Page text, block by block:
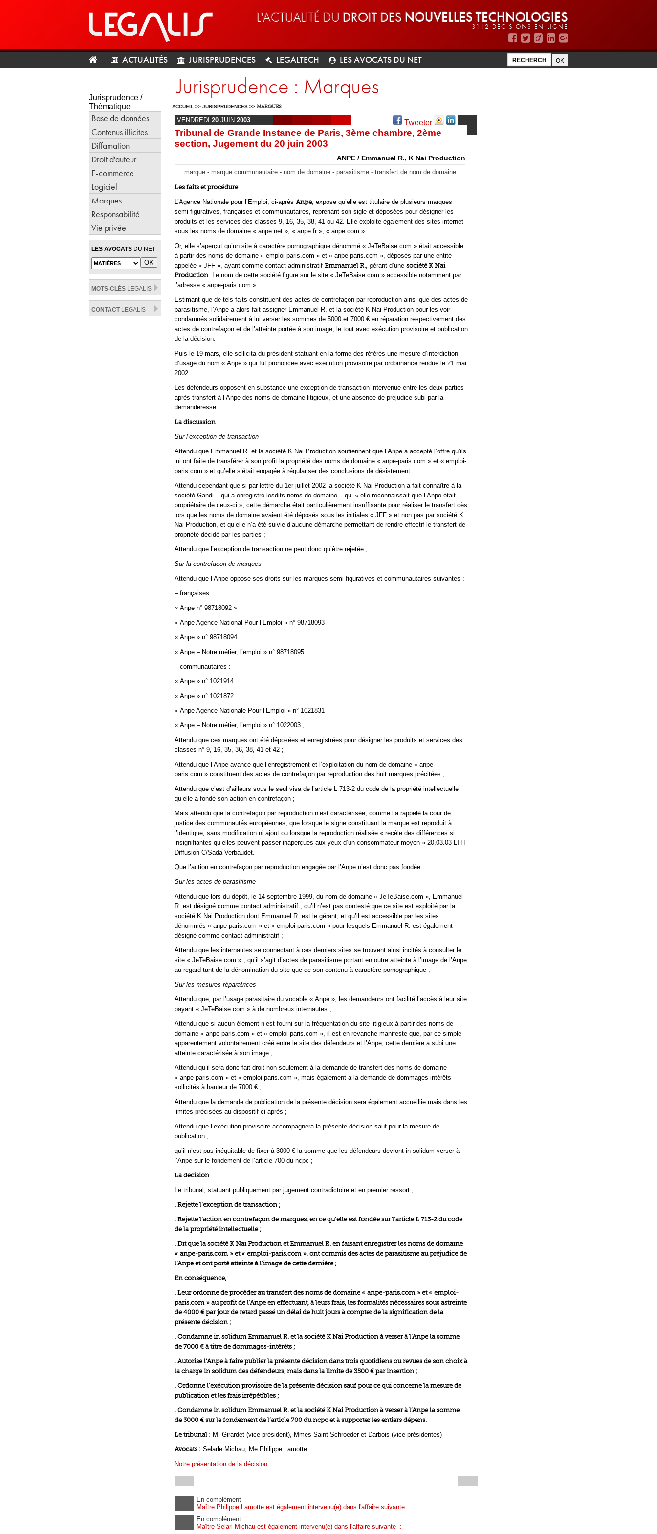
L'ACTUALITÉ DU DROIT DES NOUVELLES TECHNOLOGIES
3112 DÉCISIONS EN LIGNE
ACTUALITÉS JURISPRUDENCES LEGALTECH LES AVOCATS DU NET
Jurisprudence /
Thématique
Base de données
Contenus illicites
Diffamation
Droit d'auteur
E-commerce
Logiciel
Marques
Responsabilité
Vie privée
LES AVOCATS DU NET
MOTS-CLÉS LEGALIS
CONTACTLEGALIS
Jurisprudence : Marques
ACCUEIL >> JURISPRUDENCES >> MARQUES
VENDREDI 20 JUIN 2003 Tweeter
Tribunal de Grande Instance de Paris, 3ème chambre, 2ème
section, Jugement du 20 juin 2003
ANPE / Emmanuel R., K Nai Production
marque - marque communautaire - nom de domaine - parasitisme - transfert de nom de domaine
Les faits et procédure
L’Agence Nationale pour l’Emploi, ci-après Anpe, expose qu’elle est titulaire de plusieurs marques
semi-figuratives, françaises et communautaires, reprenant son sigle et déposées pour désigner les
produits et les services des classes 9, 16, 35, 38, 41 ou 42. Elle exploite également des sites internet
sous les noms de domaine « anpe.net », « anpe.fr », « anpe.com ».
Or, elle s’aperçut qu’un site à caractère pornographique dénommé « JeTeBaise.com » était accessible
à partir des noms de domaine « emploi-paris.com » et « anpe-paris.com », déposés par une entité
appelée « JFF », ayant comme contact administratif Emmanuel R., gérant d’une société K Nai
Production. Le nom de cette société figure sur le site « JeTeBaise.com » accessible notamment par
l’adresse « anpe-paris.com ».
Estimant que de tels faits constituent des actes de contrefaçon par reproduction ainsi que des actes de
parasitisme, l’Anpe a alors fait assigner Emmanuel R. et la société K Nai Production pour les voir
condamnés solidairement à lui verser les sommes de 5000 et 7000 € en réparation respectivement des
actes de contrefaçon et de l’atteinte portée à son image, le tout avec exécution provisoire et publication
de la décision.
Puis le 19 mars, elle sollicita du président statuant en la forme des référés une mesure d’interdiction
d’usage du nom « Anpe » qui fut prononcée avec exécution provisoire par ordonnance rendue le 21 mai
2002.
Les défendeurs opposent en substance une exception de transaction intervenue entre les deux parties
après transfert à l’Anpe des noms de domaine litigieux, et une absence de préjudice subi par la
demanderesse.
La discussion
Sur l’exception de transaction
Attendu que Emmanuel R. et la société K Nai Production soutiennent que l’Anpe a accepté l’offre qu’ils
lui ont faite de transférer à son profit la propriété des noms de domaine « anpe-paris.com » et « emploi-
paris.com » et qu’elle s’était engagée à régulariser des conclusions de désistement.
Attendu cependant que si par lettre du 1er juillet 2002 la société K Nai Production a fait connaître à la
société Gandi – qui a enregistré lesdits noms de domaine – qu’ « elle reconnaissait que l’Anpe était
propriétaire de ceux-ci », cette démarche était particulièrement insuffisante pour réaliser le transfert dès
lors que les noms de domaine avaient été déposés sous les initiales « JFF » et non pas par société K
Nai Production, et qu’elle n’a été suivie d’aucune démarche permettant de rendre effectif le transfert de
propriété décidé par les parties ;
Attendu que l’exception de transaction ne peut donc qu’être rejetée ;
Sur la contrefaçon de marques
Attendu que l’Anpe oppose ses droits sur les marques semi-figuratives et communautaires suivantes :
– françaises :
« Anpe n° 98718092 »
« Anpe Agence National Pour l’Emploi » n° 98718093
« Anpe » n° 98718094
« Anpe – Notre métier, l’emploi » n° 98718095
– communautaires :
« Anpe » n° 1021914
« Anpe » n° 1021872
« Anpe Agence Nationale Pour l’Emploi » n° 1021831
« Anpe – Notre métier, l’emploi » n° 1022003 ;
Attendu que ces marques ont été déposées et enregistrées pour désigner les produits et services des
classes n° 9, 16, 35, 36, 38, 41 et 42 ;
Attendu que l’Anpe avance que l’enregistrement et l’exploitation du nom de domaine « anpe-
paris.com » constituent des actes de contrefaçon par reproduction des huit marques précitées ;
Attendu que c’est d’ailleurs sous le seul visa de l’article L 713-2 du code de la propriété intellectuelle
qu’elle a fondé son action en contrefaçon ;
Mais attendu que la contrefaçon par reproduction n’est caractérisée, comme l’a rappelé la cour de
justice des communautés européennes, que lorsque le signe constituant la marque est reproduit à
l’identique, sans modification ni ajout ou lorsque la reproduction réalisée « recèle des différences si
insignifiantes qu’elles peuvent passer inaperçues aux yeux d’un consommateur moyen » 20.03.03 LTH
Diffusion C/Sada Verbaudet.
Que l’action en contrefaçon par reproduction engagée par l’Anpe n’est donc pas fondée.
Sur les actes de parasitisme
Attendu que lors du dépôt, le 14 septembre 1999, du nom de domaine « JeTeBaise.com », Emmanuel
R. est désigné comme contact administratif ; qu’il n’est pas contesté que ce site est exploité par la
société K Nai Production dont Emmanuel R. est le gérant, et qu’il est accessible par les sites
dénommés « anpe-paris.com » et « emploi-paris.com » pour lesquels Emmanuel R. est également
désigné comme contact administratif ;
Attendu que les internautes se connectant à ces derniers sites se trouvent ainsi incités à consulter le
site « JeTeBaise.com » ; qu’il s’agit d’actes de parasitisme portant en outre atteinte à l’image de l’Anpe
au regard tant de la dénomination du site que de son contenu à caractère pornographique ;
Sur les mesures réparatrices
Attendu que, par l’usage parasitaire du vocable « Anpe », les demandeurs ont facilité l’accès à leur site
payant « JeTeBaise.com » à de nombreux internautes ;
Attendu que si aucun élément n’est fourni sur la fréquentation du site litigieux à partir des noms de
domaine « anpe-paris.com » et « emploi-paris.com », il est en revanche manifeste que, par ce simple
apparentement volontairement créé entre le site des défendeurs et l’Anpe, cette dernière a subi une
atteinte caractérisée à son image ;
Attendu qu’il sera donc fait droit non seulement à la demande de transfert des noms de domaine
« anpe-paris.com » et « emploi-paris.com », mais également à la demande de dommages-intérêts
sollicités à hauteur de 7000 € ;
Attendu que la demande de publication de la présente décision sera également accueillie mais dans les
limites précisées au dispositif ci-après ;
Attendu que l’exécution provisoire accompagnera la présente décision sauf pour la mesure de
publication ;
qu’il n’est pas inéquitable de fixer à 3000 € la somme que les défendeurs devront in solidum verser à
l’Anpe sur le fondement de l’article 700 du ncpc ;
La décision
Le tribunal, statuant publiquement par jugement contradictoire et en premier ressort ;
. Rejette l’exception de transaction ;
. Rejette l’action en contrefaçon de marques, en ce qu’elle est fondée sur l’article L 713-2 du code
de la propriété intellectuelle ;
. Dit que la société K Nai Production et Emmanuel R. en faisant enregistrer les noms de domaine
« anpe-paris.com » et « emploi-paris.com », ont commis des actes de parasitisme au préjudice de
l’Anpe et ont porté atteinte à l’image de cette dernière ;
En conséquence,
. Leur ordonne de procéder au transfert des noms de domaine « anpe-paris.com » et « emploi-
paris.com » au profit de l’Anpe en effectuant, à leurs frais, les formalités nécessaires sous astreinte
de 4000 € par jour de retard passé un délai de huit jours à compter de la signification de la
présente décision ;
. Condamne in solidum Emmanuel R. et la société K Nai Production à verser à l’Anpe la somme
de 7000 € à titre de dommages-intérêts ;
. Autorise l’Anpe à faire publier la présente décision dans trois quotidiens ou revues de son choix à
la charge in solidum des défendeurs, mais dans la limite de 3500 € par insertion ;
. Ordonne l’exécution provisoire de la présente décision sauf pour ce qui concerne la mesure de
publication et les frais irrépétibles ;
. Condamne in solidum Emmanuel R. et la société K Nai Production à verser à l’Anpe la somme
de 3000 € sur le fondement de l’article 700 du ncpc et à supporter les entiers dépens.
Le tribunal : M. Girardet (vice président), Mmes Saint Schroeder et Darbois (vice-présidentes)
Avocats : Selarle Michau, Me Philippe Lamotte
Notre présentation de la décision
En complément
Maître Philippe Lamotte est également intervenu(e) dans l'affaire suivante :
En complément
Maître Selarl Michau est également intervenu(e) dans l'affaire suivante :